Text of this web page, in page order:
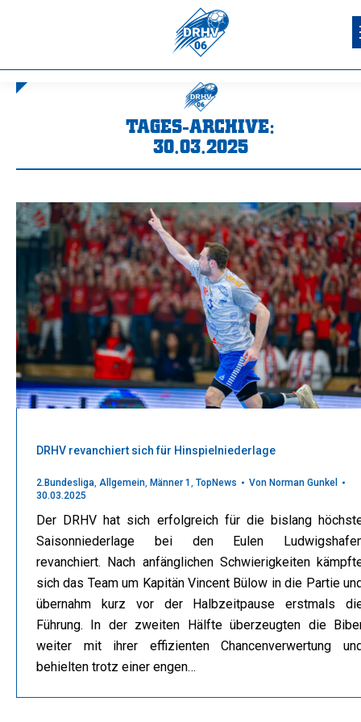
TAGES-ARCHIVE:
30.03.2025
DRHV revanchiert sich für Hinspielniederlage
2.Bundesliga, Allgemein, Männer 1 , TopNews Von Norman Gunkel
30.03.2025
Der DRHV hat sich erfolgreich für die bislang
Saisonniederlage bei den Eulen
revanchiert. Nach anfänglichen Schwierigkeiten
sich das Team um Kapitän Vincent Bülow in die Partie
übernahm kurz vor der Halbzeitpause erstmals
Führung. In der zweiten Hälfte überzeugten die
weiter mit ihrer effizienten Chancenverwertung
behielten trotz einer engen…